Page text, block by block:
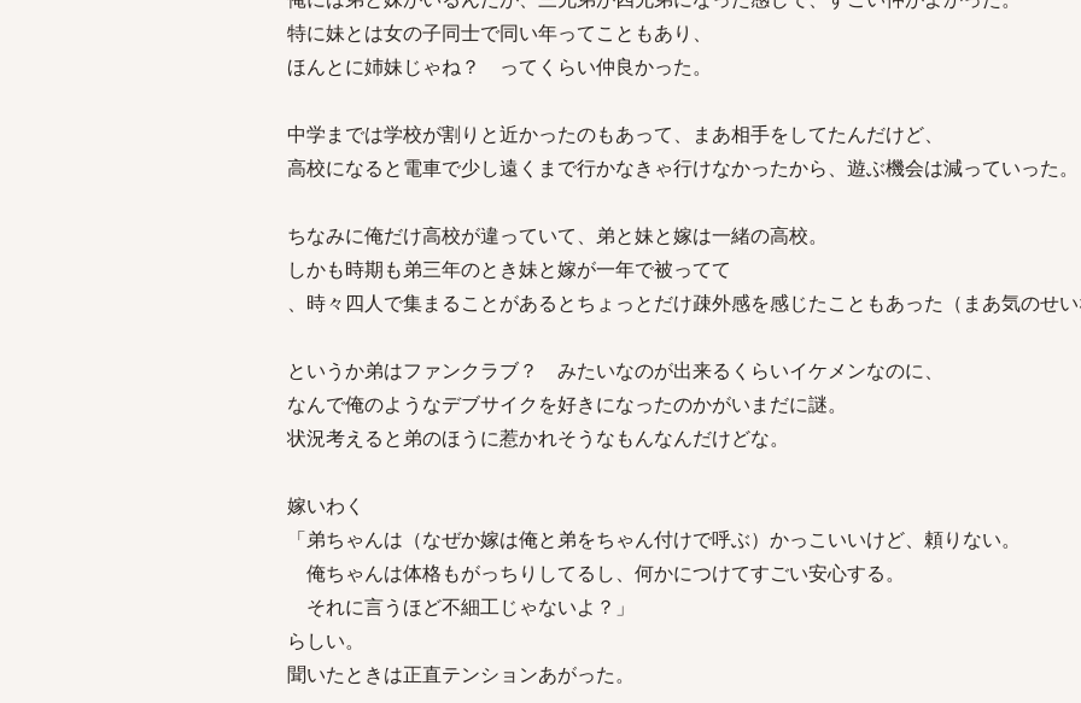
特に妹とは女の子同士で同い年ってこともあり、
ほんとに姉妹じゃね？ ってくらい仲良かった。
中学までは学校が割りと近かったのもあって、まあ相手をしてたんだけど、
高校になると電車で少し遠くまで行かなきゃ行けなかったから、遊ぶ機会は減っていった。
ちなみに俺だけ高校が違っていて、弟と妹と嫁は一緒の高校。
しかも時期も弟三年のとき妹と嫁が一年で被ってて
、時々四人で集まることがあるとちょっとだけ疎外感を感じたこともあった（まあ気のせ
というか弟はファンクラブ？ みたいなのが出来るくらいイケメンなのに、
なんで俺のようなデブサイクを好きになったのかがいまだに謎。
状況考えると弟のほうに惹かれそうなもんなんだけどな。
嫁いわく
「弟ちゃんは（なぜか嫁は俺と弟をちゃん付けで呼ぶ）かっこいいけど、頼りない。
俺ちゃんは体格もがっちりしてるし、何かにつけてすごい安心する。
それに言うほど不細工じゃないよ？」
らしい。
聞いたときは正直テンションあがった。